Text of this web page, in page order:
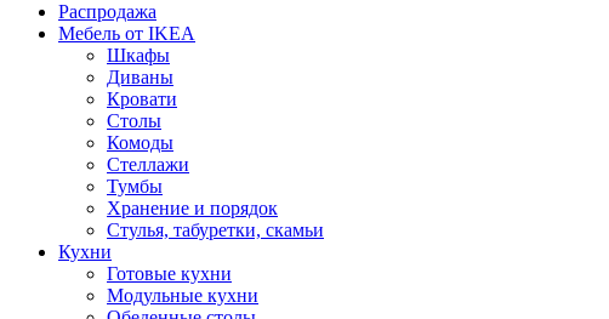
Распродажа
Мебель от IKEA
Шкафы
Диваны
Кровати
Столы
Комоды
Стеллажи
Тумбы
Хранение и порядок
Стулья, табуретки, скамьи
Кухни
Готовые кухни
Модульные кухни